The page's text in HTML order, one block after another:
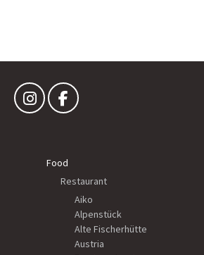
Food
Restaurant
Aiko
Alpenstück
Alte Fischerhütte
Austria